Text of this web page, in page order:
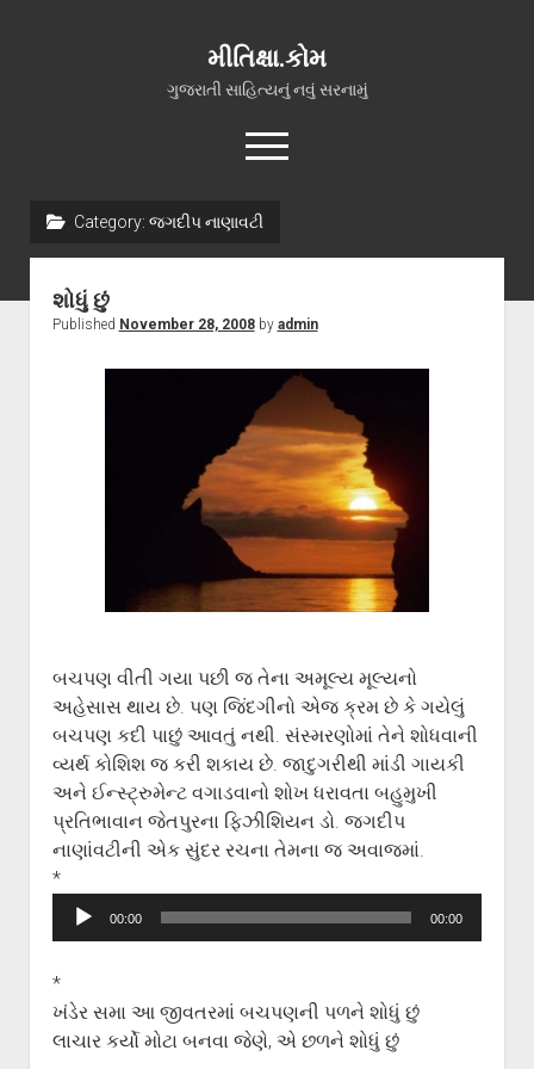
મીતિક્ષા.કોમ
ગુજરાતી સાહિત્યનું નવું સરનામું
open
menu
ગુજરાતી ગઝલો
ગીત, પ્રાર્થના અને ભજન
અન્ય રચનાઓ
વધુ માહિતી
open
dropdown
menu
ગુજરાતી સાહિત્ય-જગત
આપના પ્રતિભાવો
સર્જકોને સલામ
Privacy Policy
Category: જગદીપ નાણાવટી
શોધું છું
Published November 28, 2008by admin
બચપણ વીતી ગયા પછી જ તેના અમૂલ્ય મૂલ્યનો
અહેસાસ થાય છે. પણ જિંદગીનો એજ ક્રમ છે કે ગયેલું
બચપણ કદી પાછું આવતું નથી. સંસ્મરણોમાં તેને શોધવાની
વ્યર્થ કોશિશ જ કરી શકાય છે. જાદુગરીથી માંડી ગાયકી
અને ઈન્સ્ટ્રુમેન્ટ વગાડવાનો શોખ ધરાવતા બહુમુખી
પ્રતિભાવાન જેતપુરના ફિઝીશિયન ડો. જગદીપ
નાણાંવટીની એક સુંદર રચના તેમના જ અવાજમાં.
*
Audio
00:00 00:00
*
ખંડેર સમા આ જીવતરમાં બચપણની પળને શોધું છું
લાચાર કર્યો મોટા બનવા જેણે, એ છળને શોધું છું